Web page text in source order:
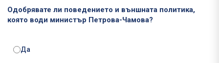
Одобрявате ли поведението и външната политика,
която води министър Петрова-Чамова?
Да